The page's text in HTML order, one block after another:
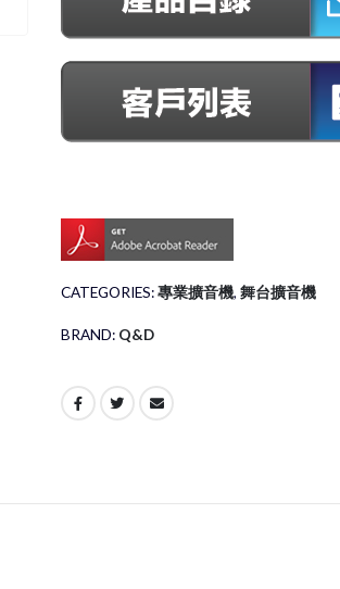
CATEGORIES:專業擴音機, 舞台擴音機
BRAND: Q&D